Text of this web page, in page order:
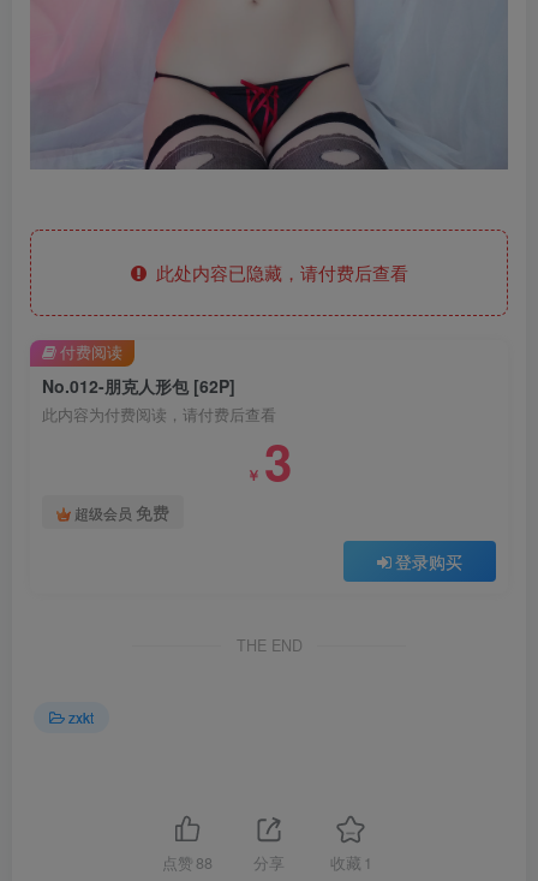
此处内容已隐藏，请付费后查看
No.012-朋克人形包 [62P]
此内容为付费阅读，请付费后查看
￥ 3
超级会员 免费
登录购买
付费阅读
THE END
zxkt
点赞 88 分享 收藏 1